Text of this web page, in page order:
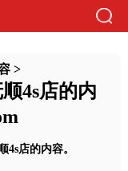
>
4s店的内
店的内容。